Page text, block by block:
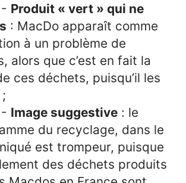
Produit « vert » qui ne
: MacDo apparaît comme
à un problème de
alors que c’est en fait la
ces déchets, puisqu’il les
Image suggestive : le
du recyclage, dans le
est trompeur, puisque
des déchets produits